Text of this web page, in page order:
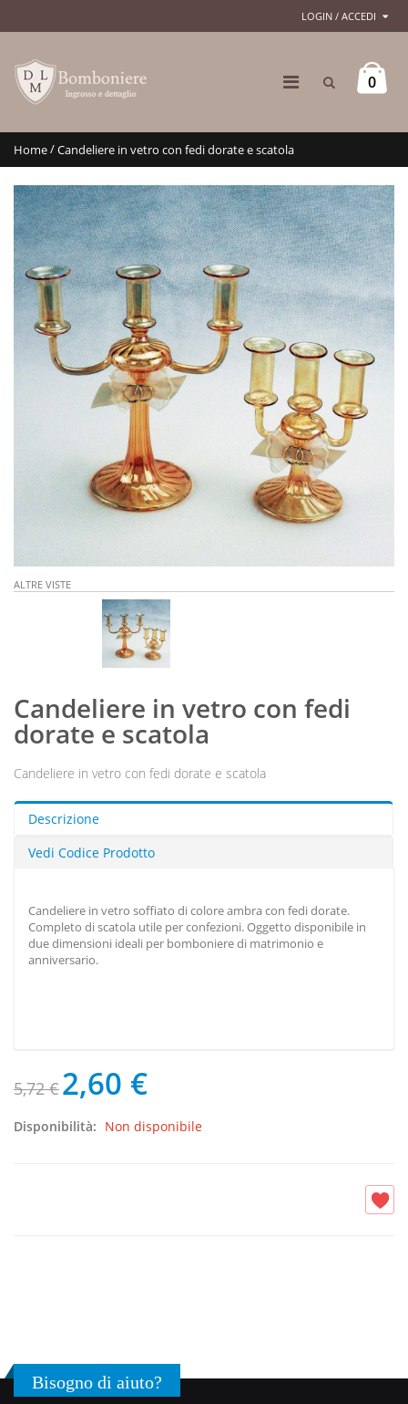
LOGIN / ACCEDI
0
Home/Candeliere in vetro con fedi dorate e scatola
ALTRE VISTE
Candeliere in vetro con fedi
dorate e scatola
Candeliere in vetro con fedi dorate e scatola
Descrizione
Vedi Codice Prodotto
Candeliere in vetro soffiato di colore ambra con fedi dorate.
Completo di scatola utile per confezioni. Oggetto disponibile in
due dimensioni ideali per bomboniere di matrimonio e
anniversario.
5,72 €2,60 €
Disponibilità: Non disponibile
Bisogno di aiuto?